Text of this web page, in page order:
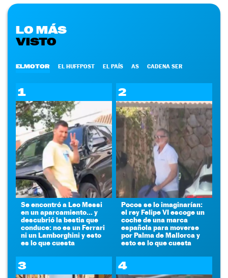
LO MÁS
VISTO
ELMOTOR EL HUFFPOST EL PAÍS AS CADENA SER
1
Se encontró a Leo Messi
en un aparcamiento... y
descubrió la bestia que
conduce: no es un Ferrari
ni un Lamborghini y esto
es lo que cuesta
2
Pocos se lo imaginarían:
el rey Felipe VI escoge un
coche de una marca
española para moverse
por Palma de Mallorca y
esto es lo que cuesta
3 4